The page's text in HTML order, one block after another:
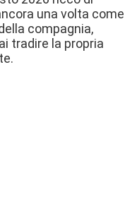
una volta come
compagnia,
tradire la propria